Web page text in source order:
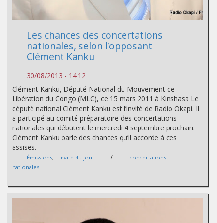
Les chances des concertations
nationales, selon l’opposant
Clément Kanku
30/08/2013 - 14:12
Clément Kanku, Député National du Mouvement de
Libération du Congo (MLC), ce 15 mars 2011 à Kinshasa Le
député national Clément Kanku est l’invité de Radio Okapi. Il
a participé au comité préparatoire des concertations
nationales qui débutent le mercredi 4 septembre prochain.
Clément Kanku parle des chances qu’il accorde à ces
assises.
Émissions, L'invité du jour /
concertations
nationales